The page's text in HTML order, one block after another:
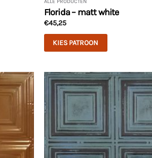
ALLE PRODUCTEN
Florida – matt white
€45,25
KIES PATROON